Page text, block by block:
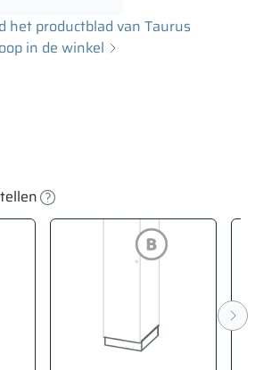
het productblad van Taurus
in de winkel